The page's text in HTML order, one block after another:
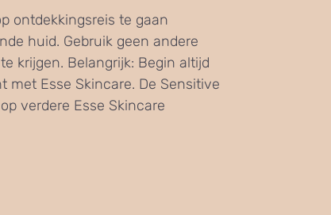
ontdekkingsreis te gaan
huid. Gebruik geen andere
krijgen. Belangrijk: Begin altijd
met Esse Skincare. De Sensitive
verdere Esse Skincare